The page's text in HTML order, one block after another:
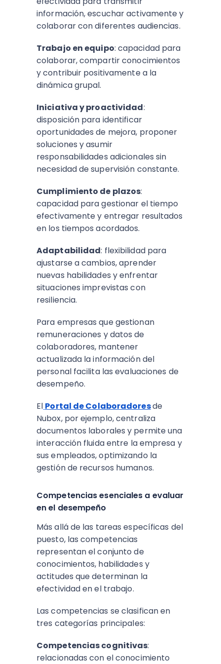
información, escuchar activamente y
colaborar con diferentes audiencias.
Trabajo en equipo: capacidad para
colaborar, compartir conocimientos
y contribuir positivamente a la
dinámica grupal.
Iniciativa y proactividad:
disposición para identificar
oportunidades de mejora, proponer
soluciones y asumir
responsabilidades adicionales sin
necesidad de supervisión constante.
Cumplimiento de plazos:
capacidad para gestionar el tiempo
efectivamente y entregar resultados
en los tiempos acordados.
Adaptabilidad: flexibilidad para
ajustarse a cambios, aprender
nuevas habilidades y enfrentar
situaciones imprevistas con
resiliencia.
Para empresas que gestionan
remuneraciones y datos de
colaboradores, mantener
actualizada la información del
personal facilita las evaluaciones de
desempeño.
El Portal de Colaboradoresde
Nubox, por ejemplo, centraliza
documentos laborales y permite una
interacción fluida entre la empresa y
sus empleados, optimizando la
gestión de recursos humanos.​
Competencias esenciales a evaluar
en el desempeño
Más allá de las tareas específicas del
puesto, las competencias
representan el conjunto de
conocimientos, habilidades y
actitudes que determinan la
efectividad en el trabajo.
Las competencias se clasifican en
tres categorías principales:​
Competencias cognitivas:
relacionadas con el conocimiento